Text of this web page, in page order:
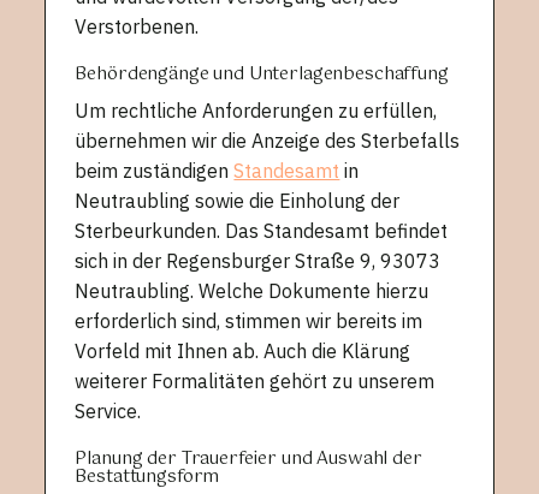
Verstorbenen.
Behördengänge und Unterlagenbeschaffung
Um rechtliche Anforderungen zu erfüllen,
übernehmen wir die Anzeige des Sterbefalls
beim zuständigenStandesamt in
Neutraubling sowie die Einholung der
Sterbeurkunden. Das Standesamt befindet
sich in der Regensburger Straße 9, 93073
Neutraubling. Welche Dokumente hierzu
erforderlich sind, stimmen wir bereits im
Vorfeld mit Ihnen ab. Auch die Klärung
weiterer Formalitäten gehört zu unserem
Service.
Planung der Trauerfeier und Auswahl der
Bestattungsform